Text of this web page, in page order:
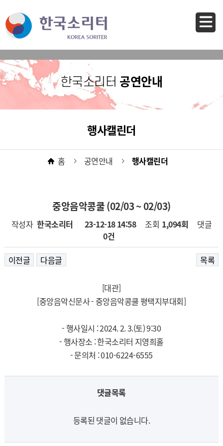
한국소리터 공연안내
행사캘린더
홈 공연안내 행사캘린더
중앙음악콩쿨 (02/03 ~ 02/03)
페이지 정보
작성자 한국소리터 23-12-18 14:58 조회 1,094회
댓글
0건
이전글
다음글 목록
[대관]
[중앙음악신문사 - 중앙음악콩쿨 평택지부대회]
- 행사일시 : 2024. 2. 3.(토) 9:30
- 행사장소 : 한국소리터 지영희홀
- 문의처 : 010-6224-6555
댓글목록
등록된 댓글이 없습니다.